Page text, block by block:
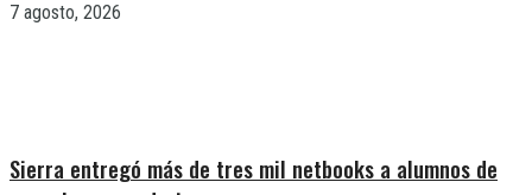
7 agosto, 2026
Sierra entregó más de tres mil netbooks a alumnos de